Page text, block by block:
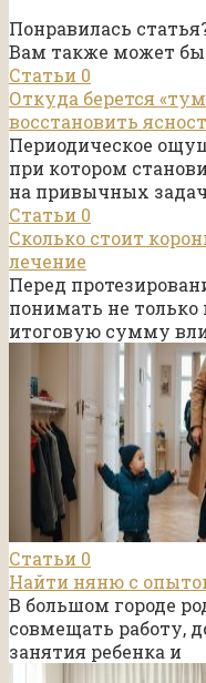
Понравилась
Вам также может
Статьи 0
Откуда берется
восстановить
Периодическое
при котором
на привычных
Статьи 0
Сколько стоит
лечение
Перед
понимать не
итоговую сумму
Статьи 0
Найти няню с
В большом городе
совмещать работу,
занятия ребенка и